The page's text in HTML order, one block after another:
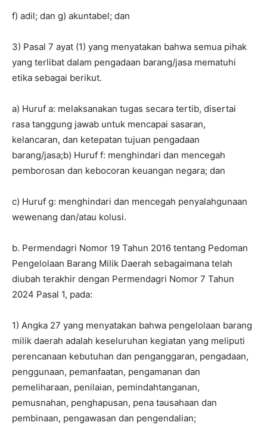
f) adil; dan g) akuntabel; dan
3) Pasal 7 ayat (1) yang menyatakan bahwa semua pihak
yang terlibat dalam pengadaan barang/jasa mematuhi
etika sebagai berikut.
a) Huruf a: melaksanakan tugas secara tertib, disertai
rasa tanggung jawab untuk mencapai sasaran,
kelancaran, dan ketepatan tujuan pengadaan
barang/jasa;b) Huruf f: menghindari dan mencegah
pemborosan dan kebocoran keuangan negara; dan
c) Huruf g: menghindari dan mencegah penyalahgunaan
wewenang dan/atau kolusi.
b. Permendagri Nomor 19 Tahun 2016 tentang Pedoman
Pengelolaan Barang Milik Daerah sebagaimana telah
diubah terakhir dengan Permendagri Nomor 7 Tahun
2024 Pasal 1, pada:
1) Angka 27 yang menyatakan bahwa pengelolaan barang
milik daerah adalah keseluruhan kegiatan yang meliputi
perencanaan kebutuhan dan penganggaran, pengadaan,
penggunaan, pemanfaatan, pengamanan dan
pemeliharaan, penilaian, pemindahtanganan,
pemusnahan, penghapusan, pena tausahaan dan
pembinaan, pengawasan dan pengendalian;